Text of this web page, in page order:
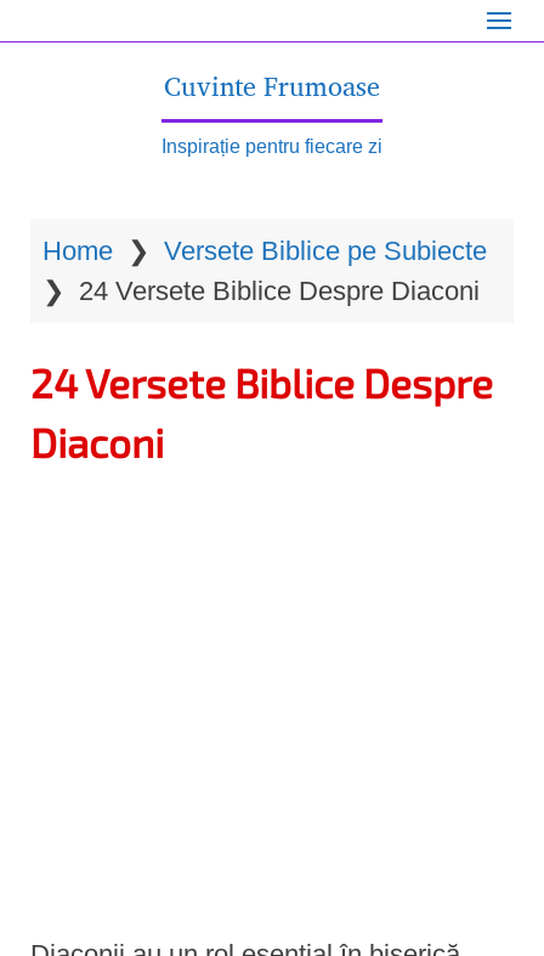
Cuvinte Frumoase
Inspirație pentru fiecare zi
Home ❯ Versete Biblice pe Subiecte
❯ 24 Versete Biblice Despre Diaconi
24 Versete Biblice Despre
Diaconi